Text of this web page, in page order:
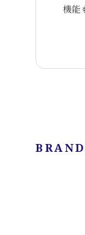
機能
BRAND